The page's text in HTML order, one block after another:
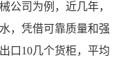
公司为例，近几年，
，凭借可靠质量和强
口10几个货柜，平均